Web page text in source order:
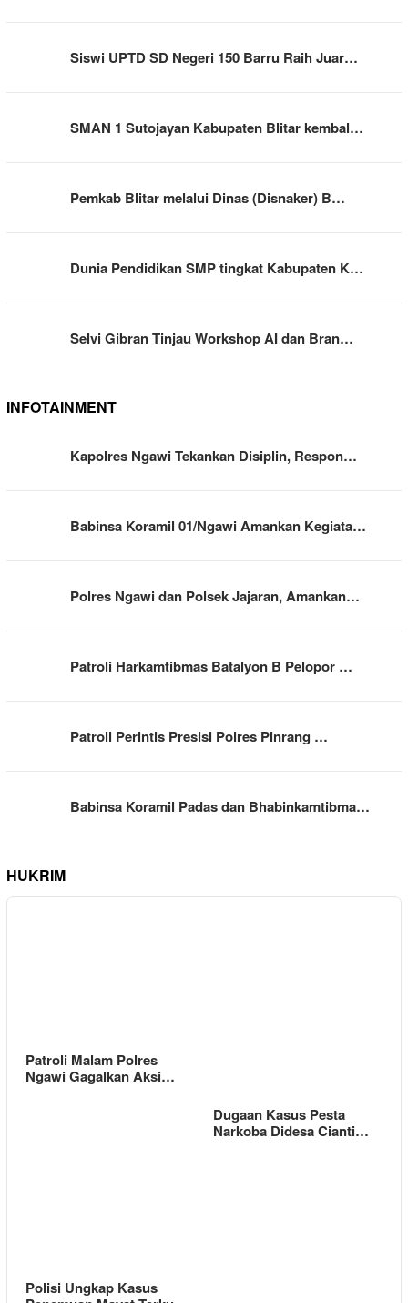
Siswi UPTD SD Negeri 150 Barru Raih Juar…
SMAN 1 Sutojayan Kabupaten Blitar kembal…
Pemkab Blitar melalui Dinas (Disnaker) B…
Dunia Pendidikan SMP tingkat Kabupaten K…
Selvi Gibran Tinjau Workshop AI dan Bran…
INFOTAINMENT
Kapolres Ngawi Tekankan Disiplin, Respon…
Babinsa Koramil 01/Ngawi Amankan Kegiata…
Polres Ngawi dan Polsek Jajaran, Amankan…
Patroli Harkamtibmas Batalyon B Pelopor …
Patroli Perintis Presisi Polres Pinrang …
Babinsa Koramil Padas dan Bhabinkamtibma…
HUKRIM
Patroli Malam Polres
Ngawi Gagalkan Aksi…
Dugaan Kasus Pesta
Narkoba Didesa Cianti…
Polisi Ungkap Kasus